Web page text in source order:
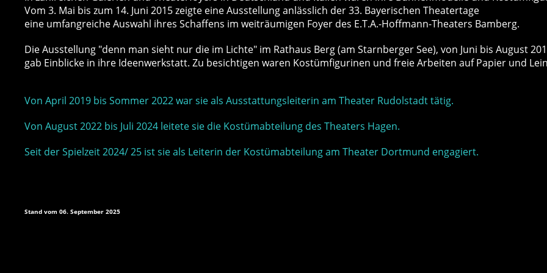
Vom 3. Mai bis zum 14. Juni 2015 zeigte eine Ausstellung anlässlich der 33. Bayerischen Theatertage
eine umfangreiche Auswahl ihres Schaffens im weiträumigen Foyer des E.T.A.-Hoffmann-Theaters Bamberg.
Die Ausstellung "denn man sieht nur die im Lichte" im Rathaus Berg (am Starnberger See), von Juni bis August
gab Einblicke in ihre Ideenwerkstatt. Zu besichtigen waren Kostümfigurinen und freie Arbeiten auf Papier und
Von April 2019 bis Sommer 2022 war sie als Ausstattungsleiterin am Theater Rudolstadt tätig.
Von August 2022 bis Juli 2024 leitete sie die Kostümabteilung des Theaters Hagen.
Seit der Spielzeit 2024/ 25 ist sie als Leiterin der Kostümabteilung am Theater Dortmund engagiert.
Stand vom 06. September 2025